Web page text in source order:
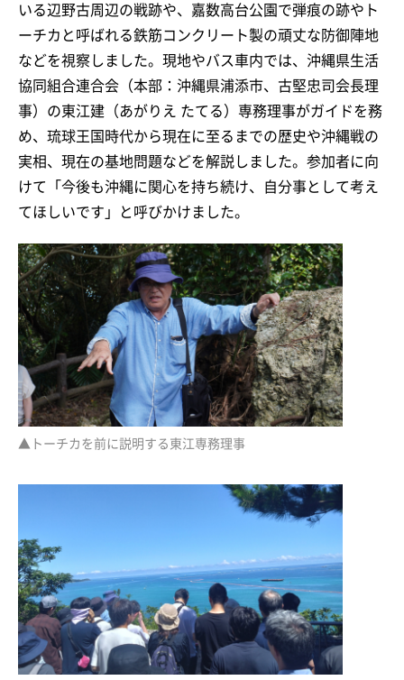
いる辺野古周辺の戦跡や、嘉数高台公園で弾痕の跡やト
ーチカと呼ばれる鉄筋コンクリート製の頑丈な防御陣地
などを視察しました。現地やバス車内では、沖縄県生活
協同組合連合会（本部：沖縄県浦添市、古堅忠司会長理
事）の東江建（あがりえ たてる）専務理事がガイドを務
め、琉球王国時代から現在に至るまでの歴史や沖縄戦の
実相、現在の基地問題などを解説しました。参加者に向
けて「今後も沖縄に関心を持ち続け、自分事として考え
てほしいです」と呼びかけました。
▲トーチカを前に説明する東江専務理事